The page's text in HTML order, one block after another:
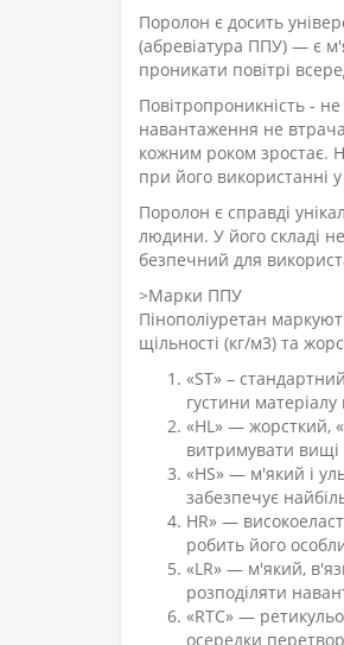
Поролон є досить
(абревіатура ППУ) — є
проникати повітрі
Повітропроникність -
навантаження не
кожним роком зростає.
при його використанні
Поролон є справді
людини. У його складі
безпечний для
>Марки ППУ
Пінополіуретан
щільності (кг/м3) та
«ST» –
густини
«HL» — жорсткий,
витримувати вищі
«HS» — м'який і
забезпечує
HR» —
робить його
«LR» — м'який,
розподіляти
«RTC» —
осередки